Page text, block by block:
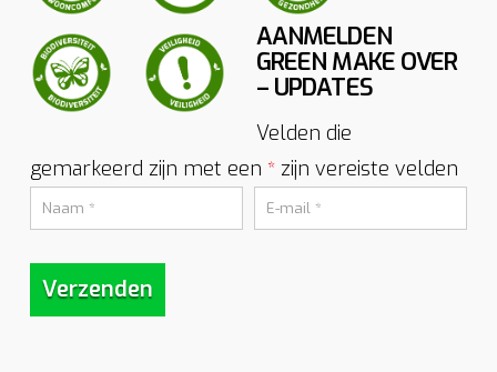
AANMELDEN
GREEN MAKE OVER
– UPDATES
Velden die
gemarkeerd zijn met een *zijn vereiste velden